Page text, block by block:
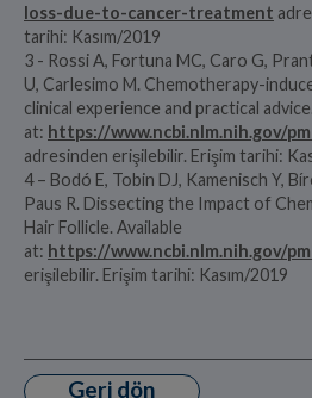
loss-due-to-cancer-treatment
tarihi: Kasım/2019
3 - Rossi A, Fortuna MC, Caro G,
U, Carlesimo M. Chemotherapy-
clinical experience and practical
at: https://www.ncbi.nlm.nih.gov/
adresinden erişilebilir. Erişim tarihi:
4 – Bodó E, Tobin DJ, Kamenisch Y,
Paus R. Dissecting the Impact of
Hair Follicle. Available
at: https://www.ncbi.nlm.nih.gov/
erişilebilir. Erişim tarihi: Kasım/2019
Geri dön